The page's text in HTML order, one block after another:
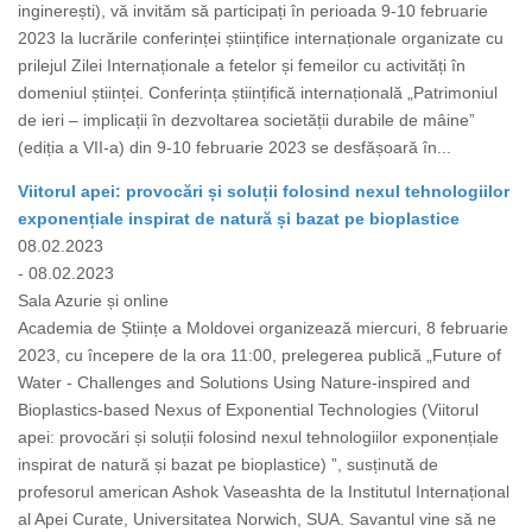
inginerești), vă invităm să participați în perioada 9-10 februarie
2023 la lucrările conferinței științifice internaționale organizate cu
prilejul Zilei Internaționale a fetelor și femeilor cu activități în
domeniul științei. Conferința științifică internațională „Patrimoniul
de ieri – implicații în dezvoltarea societății durabile de mâine”
(ediția a VII-a) din 9-10 februarie 2023 se desfășoară în...
Viitorul apei: provocări și soluții folosind nexul tehnologiilor
exponențiale inspirat de natură și bazat pe bioplastice
08.02.2023
- 08.02.2023
Sala Azurie și online
Academia de Științe a Moldovei organizează miercuri, 8 februarie
2023, cu începere de la ora 11:00, prelegerea publică „Future of
Water - Challenges and Solutions Using Nature-inspired and
Bioplastics-based Nexus of Exponential Technologies (Viitorul
apei: provocări și soluții folosind nexul tehnologiilor exponențiale
inspirat de natură și bazat pe bioplastice) ”, susținută de
profesorul american Ashok Vaseashta de la Institutul Internațional
al Apei Curate, Universitatea Norwich, SUA. Savantul vine să ne